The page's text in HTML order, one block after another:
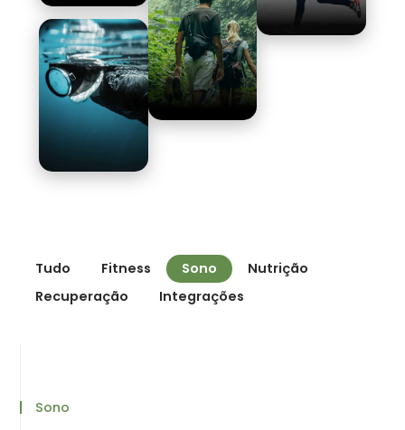
Tudo Fitness Sono
Nutrição
Recuperação
Integrações
Sono